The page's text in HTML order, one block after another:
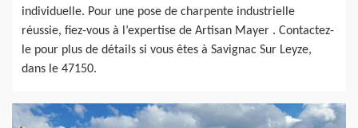
individuelle. Pour une pose de charpente industrielle
réussie, fiez-vous à l’expertise de Artisan Mayer . Contactez-
le pour plus de détails si vous êtes à Savignac Sur Leyze,
dans le 47150.